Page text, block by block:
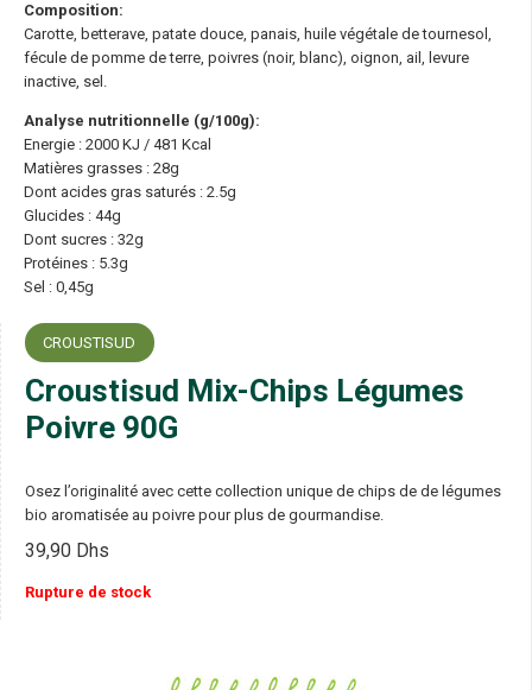
Composition:
Carotte, betterave, patate douce, panais, huile végétale de tournesol,
fécule de pomme de terre, poivres (noir, blanc), oignon, ail, levure
inactive, sel.
Analyse nutritionnelle (g/100g):
Energie : 2000 KJ / 481 Kcal
Matières grasses : 28g
Dont acides gras saturés : 2.5g
Glucides : 44g
Dont sucres : 32g
Protéines : 5.3g
Sel : 0,45g
CROUSTISUD
Croustisud Mix-Chips Légumes
Poivre 90G
Osez l’originalité avec cette collection unique de chips de de légumes
bio aromatisée au poivre pour plus de gourmandise.
39,90 Dhs
Rupture de stock